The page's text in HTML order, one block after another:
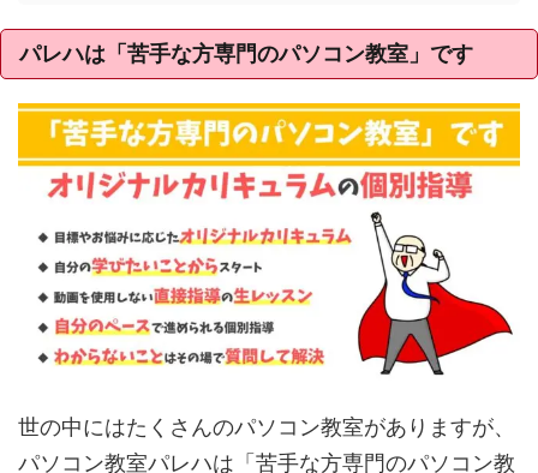
パレハは「苦手な方専門のパソコン教室」です
世の中にはたくさんのパソコン教室がありますが、
パソコン教室パレハは「苦手な方専門のパソコン教